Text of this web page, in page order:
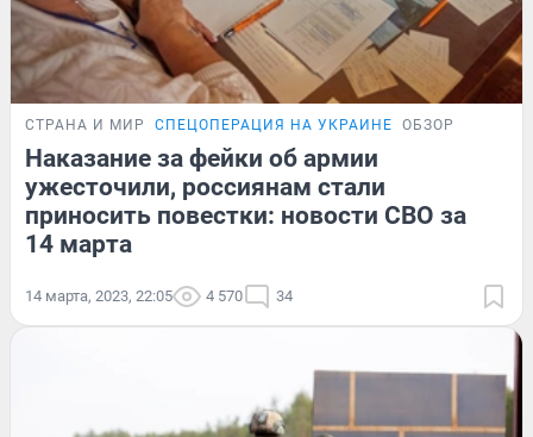
СТРАНА И МИР СПЕЦОПЕРАЦИЯ НА УКРАИНЕ ОБЗОР
Наказание за фейки об армии
ужесточили, россиянам стали
приносить повестки: новости СВО за
14 марта
14 марта, 2023, 22:05 4 570 34